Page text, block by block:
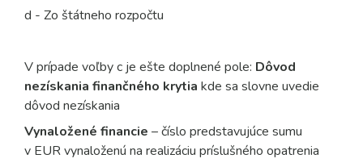
d - Zo štátneho rozpočtu
V prípade voľby c je ešte doplnené pole: Dôvod
nezískania finančného krytia kde sa slovne uvedie
dôvod nezískania
Vynaložené financie – číslo predstavujúce sumu
v EUR vynaloženú na realizáciu príslušného opatrenia